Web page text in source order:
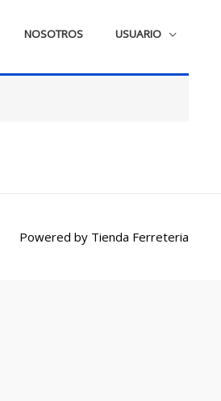
NOSOTROS USUARIO
Powered by Tienda Ferreteria